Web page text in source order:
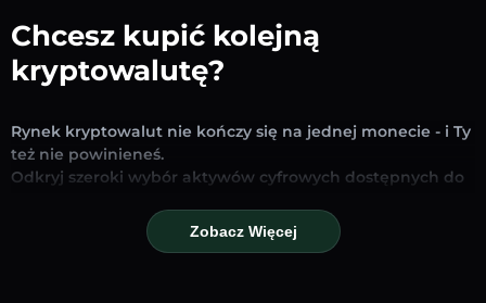
Chcesz kupić kolejną
kryptowalutę?
Rynek kryptowalut nie kończy się na jednej monecie - i Ty
też nie powinieneś.
Odkryj szeroki wybór aktywów cyfrowych dostępnych do
tego, czy szukasz uznanych stablecoinów, obiecujących
altcoinów czy nowych trendujących tokenów – znajdziesz
Zobacz Więcej